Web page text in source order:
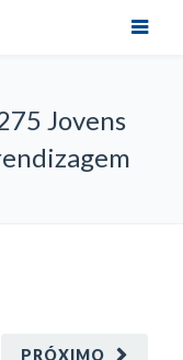
Jovens
PRÓXIMO